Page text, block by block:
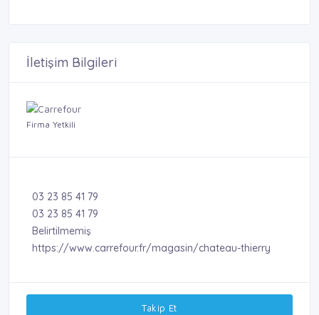
İletişim Bilgileri
Firma Yetkili
03 23 85 41 79
03 23 85 41 79
Belirtilmemiş
https://www.carrefour.fr/magasin/chateau-thierry
Takip Et